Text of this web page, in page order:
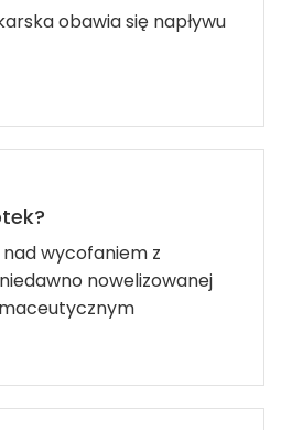
obawia się napływu
wycofaniem z
nowelizowanej